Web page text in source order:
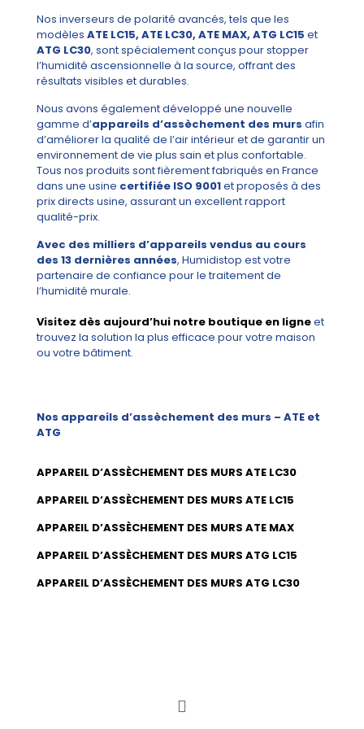
Nos inverseurs de polarité avancés, tels que les
modèles ATE LC15, ATE LC30, ATE MAX, ATG LC15 et
ATG LC30, sont spécialement conçus pour stopper
l’humidité ascensionnelle à la source, offrant des
résultats visibles et durables.
Nous avons également développé une nouvelle
gamme d’appareils d’assèchement des murs afin
d’améliorer la qualité de l’air intérieur et de garantir un
environnement de vie plus sain et plus confortable.
Tous nos produits sont fièrement fabriqués en France
dans une usine certifiée ISO 9001et proposés à des
prix directs usine, assurant un excellent rapport
qualité-prix.
Avec des milliers d’appareils vendus au cours
des 13 dernières années, Humidistop est votre
partenaire de confiance pour le traitement de
l’humidité murale.
Visitez dès aujourd’hui notre boutique en ligneet
trouvez la solution la plus efficace pour votre maison
ou votre bâtiment.
Nos appareils d’assèchement des murs – ATE et
ATG
APPAREIL D’ASSÈCHEMENT DES MURS ATE LC30
APPAREIL D’ASSÈCHEMENT DES MURS ATE LC15
APPAREIL D’ASSÈCHEMENT DES MURS ATE MAX
APPAREIL D’ASSÈCHEMENT DES MURS ATG LC15
APPAREIL D’ASSÈCHEMENT DES MURS ATG LC30